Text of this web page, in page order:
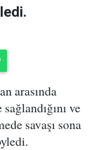
arasında
ve
savaşı sona